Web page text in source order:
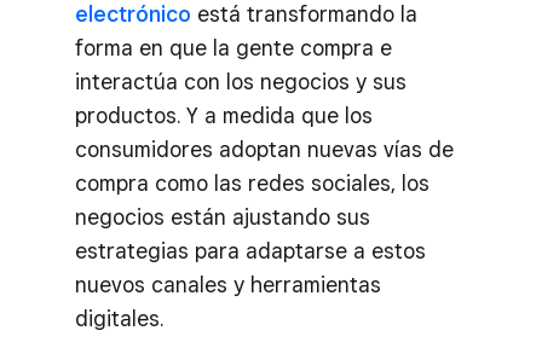
electrónico está transformando la
forma en que la gente compra e
interactúa con los negocios y sus
productos. Y a medida que los
consumidores adoptan nuevas vías de
compra como las redes sociales, los
negocios están ajustando sus
estrategias para adaptarse a estos
nuevos canales y herramientas
digitales.